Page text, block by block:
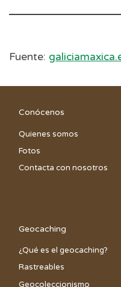
Fuente:
Conócenos
Quienes somos
Fotos
Contacta con nosotros
Geocaching
¿Qué es el geocaching?
Rastreables
Geocoleccionismo